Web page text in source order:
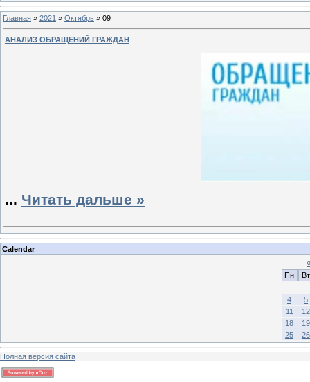
Главная » 2021 » Октябрь » 09
АНАЛИЗ ОБРАЩЕНИЙ ГРАЖДАН
... Читать дальше »
Calendar
«
Пн
Вт
4
5
11
12
18
19
25
26
Полная версия сайта